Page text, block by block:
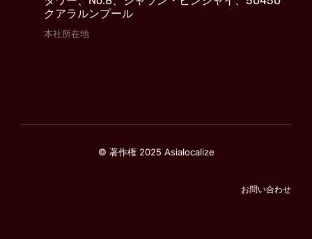
クアラルンプール
本社所在地
© 著作権 2025 Asialocalize
お問い合わせ